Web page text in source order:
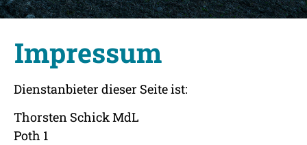
Impressum
Dienstanbieter dieser Seite ist:
Thorsten Schick MdL
Poth 1